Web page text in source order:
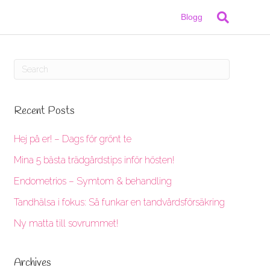
Blogg
Recent Posts
Hej på er! – Dags för grönt te
Mina 5 bästa trädgårdstips inför hösten!
Endometrios – Symtom & behandling
Tandhälsa i fokus: Så funkar en tandvårdsförsäkring
Ny matta till sovrummet!
Archives